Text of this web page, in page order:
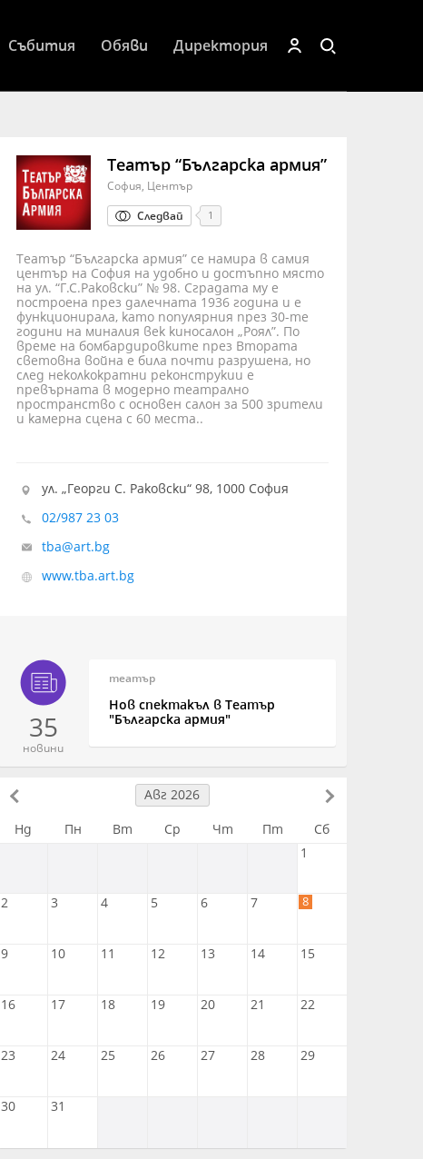
Събития Обяви Директория
Театър “Българска армия”
София, Център
Следвай
1
Театър “Българска армия” се намира в самия
център на София на удобно и достъпно място
на ул. “Г.С.Раковски” № 98. Сградата му е
построена през далечната 1936 година и е
функционирала, като популярния през 30-те
години на миналия век киносалон „Роял”. По
време на бомбардировките през Втората
световна война е била почти разрушена, но
след неколкократни реконструкии е
превърната в модерно театрално
пространство с основен салон за 500 зрители
и камерна сцена с 60 места..
ул. „Георги С. Раковски“ 98, 1000 София
02/987 23 03
tba@art.bg
www.tba.art.bg
35
новини
театър
Нов спектакъл в Театър
"Българска армия"
Авг 2026
Нд
Пн Вт Ср Чт Пт
Сб
1
2 3 4 5 6 7 8
9 10 11 12 13 14 15
16 17 18 19 20 21 22
23 24 25 26 27 28 29
30 31